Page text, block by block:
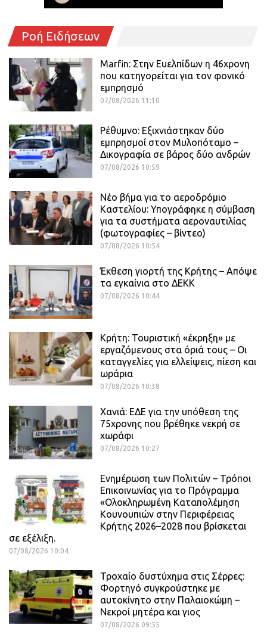
Ροή Ειδήσεων
Marfin: Στην Ευελπίδων η 46χρονη
που κατηγορείται για τον φονικό
εμπρησμό
07/08/2026 11:10
Ρέθυμνο: Εξιχνιάστηκαν δύο
εμπρησμοί στον Μυλοπόταμο –
Δικογραφία σε βάρος δύο ανδρών
07/08/2026 10:59
Νέο βήμα για το αεροδρόμιο
Καστελίου: Υπογράφηκε η σύμβαση
για τα συστήματα αεροναυτιλίας
(φωτογραφίες – βίντεο)
07/08/2026 10:54
Έκθεση γιορτή της Κρήτης – Απόψε
τα εγκαίνια στο ΔΕΚΚ
07/08/2026 10:44
Κρήτη: Τουριστική «έκρηξη» με
εργαζόμενους στα όριά τους – Οι
καταγγελίες για ελλείψεις, πίεση και
ωράρια
07/08/2026 10:38
Χανιά: ΕΔΕ για την υπόθεση της
75χρονης που βρέθηκε νεκρή σε
χωράφι
07/08/2026 10:27
Ενημέρωση των Πολιτών – Τρόποι
Επικοινωνίας για το Πρόγραμμα
«Ολοκληρωμένη Καταπολέμηση
Κουνουπιών στην Περιφέρειας
Κρήτης 2026–2028 που βρίσκεται
σε εξέλιξη.
07/08/2026 10:04
Τροχαίο δυστύχημα στις Σέρρες:
Φορτηγό συγκρούστηκε με
αυτοκίνητο στην Παλαιοκώμη –
Νεκροί μητέρα και γιος
07/08/2026 09:55